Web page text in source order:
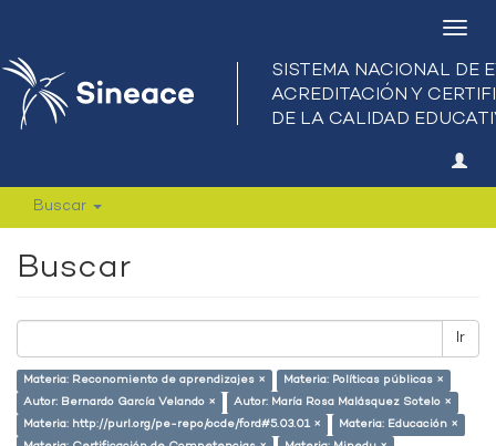
Buscar
Buscar
Ir
Materia: Reconomiento de aprendizajes ×
Materia: Políticas públicas ×
Autor: Bernardo García Velando ×
Autor: María Rosa Malásquez Sotelo ×
Materia: http://purl.org/pe-repo/ocde/ford#5.03.01 ×
Materia: Educación ×